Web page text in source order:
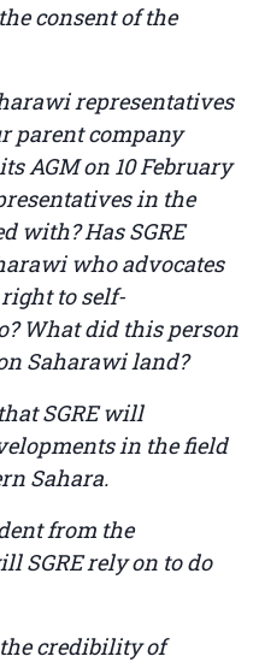
consent of the
representatives
parent company
AGM on 10 February
in the
with? Has SGRE
who advocates
to self-
What did this person
Saharawi land?
SGRE will
in the field
Sahara.
from the
SGRE rely on to do
the credibility of